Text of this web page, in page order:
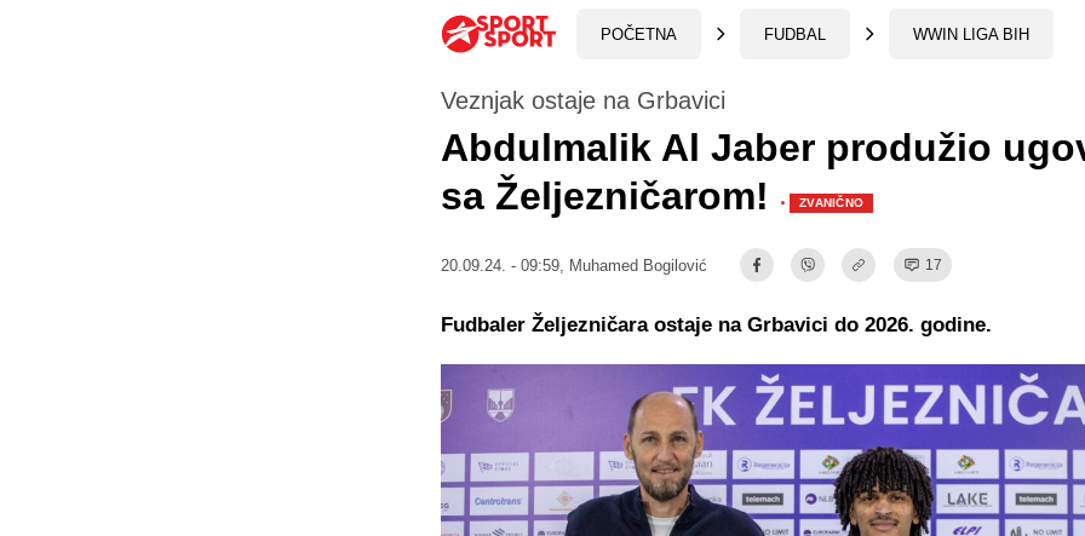
POČETNA FUDBAL WWIN LIGA BIH
Veznjak ostaje na Grbavici
Abdulmalik Al Jaber produžio
sa Željezničarom!
· ZVANIČNO
20.09.24. - 09:59, Muhamed Bogilović 17
Fudbaler Željezničara ostaje na Grbavici do 2026. godine.